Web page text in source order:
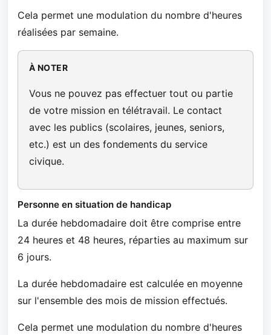
Cela permet une modulation du nombre d'heures
réalisées par semaine.
À NOTER
Vous ne pouvez pas effectuer tout ou partie
de votre mission en télétravail. Le contact
avec les publics (scolaires, jeunes, seniors,
etc.) est un des fondements du service
civique.
Personne en situation de handicap
La durée hebdomadaire doit être comprise entre
24 heures et 48 heures, réparties au maximum sur
6 jours.
La durée hebdomadaire est calculée en moyenne
sur l'ensemble des mois de mission effectués.
Cela permet une modulation du nombre d'heures